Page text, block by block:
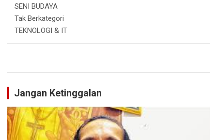
SENI BUDAYA
Tak Berkategori
TEKNOLOGI & IT
Jangan Ketinggalan